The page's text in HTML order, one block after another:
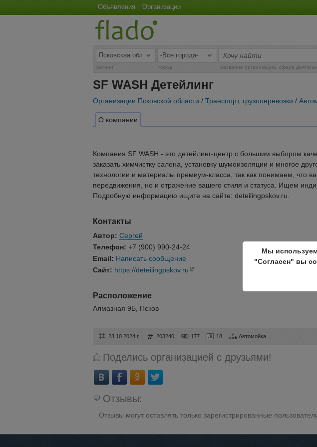
Объявления Организации
регион город название организации, сфера
SF WASH Детейлинг
Организации Псковской области / Транспорт, грузоперевозки /
О компании
Компания SF WASH - это детейлинг-центр с большим выбором
заказать химчистку салона, установку шумоизоляции и многое
технологии и материалы премиум-класса, так как понимаем, что
передвижения, но и отражение вашего стиля и статуса. Ищем
Подробную информацию ищите на сайте: deteilingpskov.ru.
Контакты
Автор: Сергей
Телефон: +7 (900) 990-24-24
Email: Написать сообщение
Сайт: https://deteilingpskov.ru
Расположение
Алмазная 9Б, Псков
23.10.2024 г. 203240 177 18 Автомойка
Поделись организацией с друзьями!
Отзывы:
Отзывы могут оставлять только зарегистрированные
Мы
"Согласен" вы